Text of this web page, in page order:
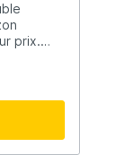
prix.
est
ses
produits